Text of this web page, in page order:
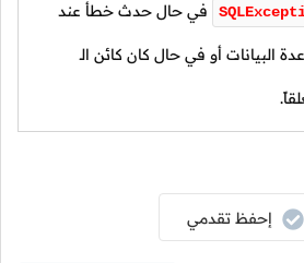
في حال حدث خطأ عند
البيانات أو في حال كان كائن الـ
إحفظ تقدمي